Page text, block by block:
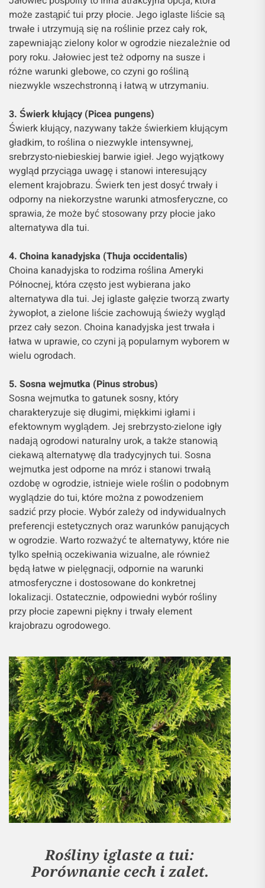
może zastąpić tui przy płocie. Jego iglaste liście są
trwałe i utrzymują się na roślinie przez cały rok,
zapewniając zielony kolor w ogrodzie niezależnie od
pory roku. Jałowiec jest też odporny na susze i
różne warunki glebowe, co czyni go rośliną
niezwykle wszechstronną i łatwą w utrzymaniu.
3. Świerk kłujący (Picea pungens)
Świerk kłujący, nazywany także świerkiem kłującym
gładkim, to roślina o niezwykle intensywnej,
srebrzysto-niebieskiej barwie igieł. Jego wyjątkowy
wygląd przyciąga uwagę i stanowi interesujący
element krajobrazu. Świerk ten jest dosyć trwały i
odporny na niekorzystne warunki atmosferyczne, co
sprawia, że może być stosowany przy płocie jako
alternatywa dla tui.
4. Choina kanadyjska (Thuja occidentalis)
Choina kanadyjska to rodzima roślina Ameryki
Północnej, która często jest wybierana jako
alternatywa dla tui. Jej iglaste gałęzie tworzą zwarty
żywopłot, a zielone liście zachowują świeży wygląd
przez cały sezon. Choina kanadyjska jest trwała i
łatwa w uprawie, co czyni ją popularnym wyborem w
wielu ogrodach.
5. Sosna wejmutka (Pinus strobus)
Sosna wejmutka to gatunek sosny, który
charakteryzuje się długimi, miękkimi igłami i
efektownym wyglądem. Jej srebrzysto-zielone igły
nadają ogrodowi naturalny urok, a także stanowią
ciekawą alternatywę dla tradycyjnych tui. Sosna
wejmutka jest odporne na mróz i stanowi trwałą
ozdobę w ogrodzie, istnieje wiele roślin o podobnym
wyglądzie do tui, które można z powodzeniem
sadzić przy płocie. Wybór zależy od indywidualnych
preferencji estetycznych oraz warunków panujących
w ogrodzie. Warto rozważyć te alternatywy, które nie
tylko spełnią oczekiwania wizualne, ale również
będą łatwe w pielęgnacji, odpornie na warunki
atmosferyczne i dostosowane do konkretnej
lokalizacji. Ostatecznie, odpowiedni wybór rośliny
przy płocie zapewni piękny i trwały element
krajobrazu ogrodowego.
Rośliny iglaste a tui:
Porównanie cech i zalet.